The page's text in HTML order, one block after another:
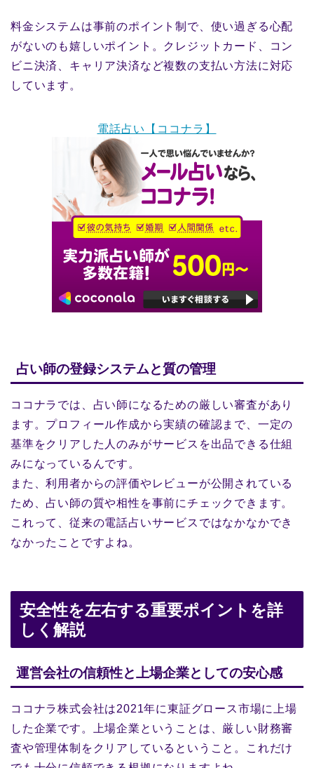
料金システムは事前のポイント制で、使い過ぎる心配
がないのも嬉しいポイント。クレジットカード、コン
ビニ決済、キャリア決済など複数の支払い方法に対応
しています。
電話占い【ココナラ】
占い師の登録システムと質の管理
ココナラでは、占い師になるための厳しい審査があり
ます。プロフィール作成から実績の確認まで、一定の
基準をクリアした人のみがサービスを出品できる仕組
みになっているんです。
また、利用者からの評価やレビューが公開されている
ため、占い師の質や相性を事前にチェックできます。
これって、従来の電話占いサービスではなかなかでき
なかったことですよね。
安全性を左右する重要ポイントを詳
しく解説
運営会社の信頼性と上場企業としての安心感
ココナラ株式会社は2021年に東証グロース市場に上場
した企業です。上場企業ということは、厳しい財務審
査や管理体制をクリアしているということ。これだけ